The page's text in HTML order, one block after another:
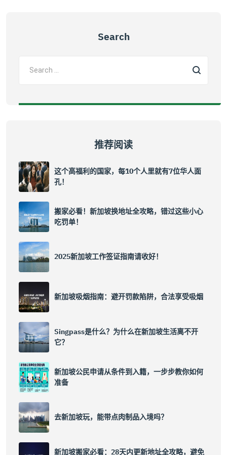
Search
推荐阅读
这个高福利的国家，每10个人里就有7位华人面
孔！
搬家必看！新加坡换地址全攻略，错过这些小心
吃罚单！
2025新加坡工作签证指南请收好！
新加坡吸烟指南：避开罚款陷阱，合法享受吸烟
Singpass是什么？为什么在新加坡生活离不开
它？
新加坡公民申请从条件到入籍，一步步教你如何
准备
去新加坡玩，能带点肉制品入境吗？
新加坡搬家必看：28天内更新地址全攻略，避免